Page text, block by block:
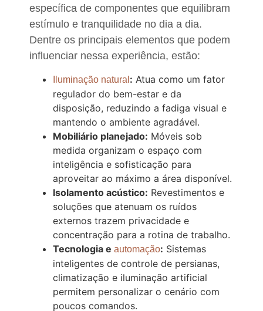
específica de componentes que equilibram
estímulo e tranquilidade no dia a dia.
Dentre os principais elementos que podem
influenciar nessa experiência, estão:
Iluminação natural : Atua como um fator
regulador do bem-estar e da
disposição, reduzindo a fadiga visual e
mantendo o ambiente agradável.
Mobiliário planejado: Móveis sob
medida organizam o espaço com
inteligência e sofisticação para
aproveitar ao máximo a área disponível.
Isolamento acústico: Revestimentos e
soluções que atenuam os ruídos
externos trazem privacidade e
concentração para a rotina de trabalho.
Tecnologia e automação: Sistemas
inteligentes de controle de persianas,
climatização e iluminação artificial
permitem personalizar o cenário com
poucos comandos.